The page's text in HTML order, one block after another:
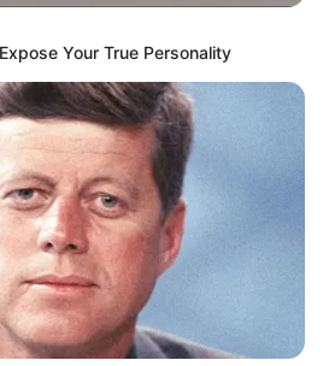
Your True Personality